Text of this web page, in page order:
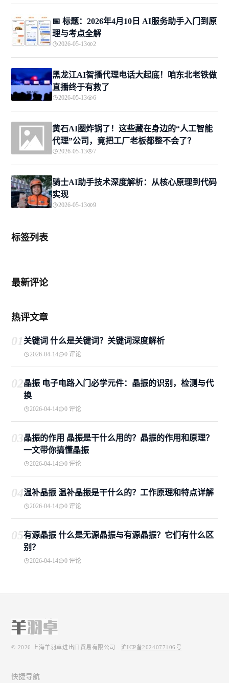
📅 标题：2026年4月10日 AI服务助手入门到原
理与考点全解
2026-05-13 2
黑龙江AI智播代理电话大起底！咱东北老铁做
直播终于有救了
2026-05-13 6
黄石AI圈炸锅了！这些藏在身边的“人工智能
代理”公司，竟把工厂老板都整不会了？
2026-05-13 7
骑士AI助手技术深度解析：从核心原理到代码
实现
2026-05-13 9
标签列表
最新评论
热评文章
01关键词 什么是关键词？关键词深度解析
2026-04-14 0 评论
02晶振 电子电路入门必学元件：晶振的识别，检测与代
换
2026-04-14 0 评论
03晶振的作用 晶振是干什么用的？晶振的作用和原理？
一文带你搞懂晶振
2026-04-14 0 评论
04温补晶振 温补晶振是干什么的？工作原理和特点详解
2026-04-14 0 评论
05有源晶振 什么是无源晶振与有源晶振？它们有什么区
别？
2026-04-14 0 评论
© 2026 上海羊羽卓进出口贸易有限公司 沪ICP备2024077106号
快捷导航